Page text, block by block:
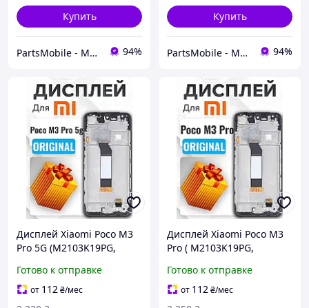
Купить
PartsMobile - Магазин запчастин (телефони, планшети, ноутбуки) 94%
Купить
PartsMobile - Магазин запчастин (телефони, планшети, ноутбуки) 94%
Дисплей Xiaomi Poco M3
Pro 5G (M2103K19PG,
оригинального качества,
экран на Ксиоми Поко М3
Про
Готово к отправке
от 112₴/мес
Дисплей Xiaomi Poco M3
Pro ( M2103K19PG,
оригинального качества,
экран на Ксиоми Поко М3
Про
Готово к отправке
от 112₴/мес